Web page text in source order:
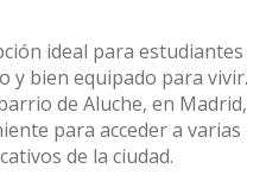
ideal para estudiantes
y bien equipado para vivir.
de Aluche, en Madrid,
para acceder a varias
de la ciudad.